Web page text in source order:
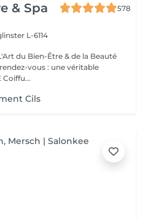
& Spa
578
L-6114
du Bien-Être & de la Beauté
vous : une véritable
Coiffu...
Cils